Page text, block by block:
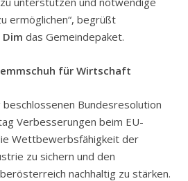
ermöglichen“, begrüßt
das Gemeindepaket.
für Wirtschaft
Bundesresolution
Verbesserungen beim EU-
Wettbewerbsfähigkeit der
zu sichern und den
nachhaltig zu stärken.